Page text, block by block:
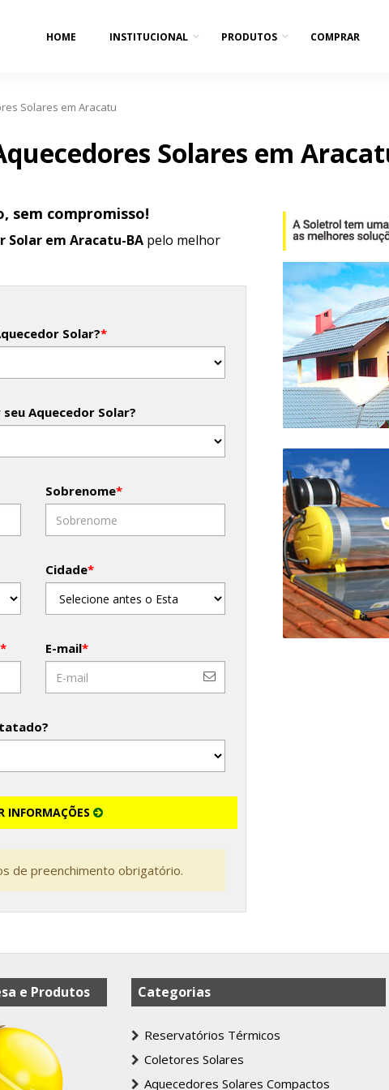
HOME INSTITUCIONAL PRODUTOS COMPRAR
Solares em Aracatu
Solares em
sem compromisso!
Solar em Aracatu-BA pelo melhor
Solar?*
Aquecedor Solar?
Sobrenome*
Cidade*
* E-mail*
INFORMAÇÕES
de preenchimento obrigatório.
e Produtos Categorias
Reservatórios Térmicos
Coletores Solares
Aquecedores Solares Compactos